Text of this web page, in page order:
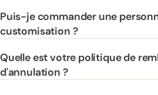
Puis-je commander une
customisation ?
Quelle est votre politique de
d'annulation ?